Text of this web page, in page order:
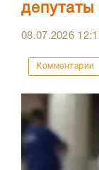
08.07.2026
Комментарии